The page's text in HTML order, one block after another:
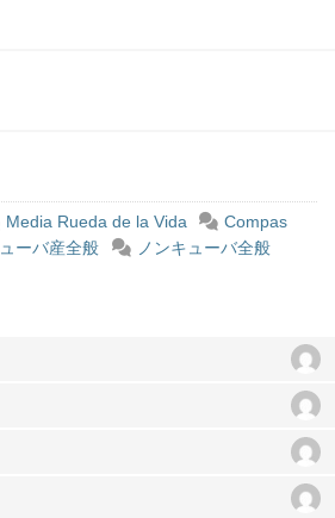
Media Rueda de la Vida
Compas
ーバ産全般
ノンキューバ全般